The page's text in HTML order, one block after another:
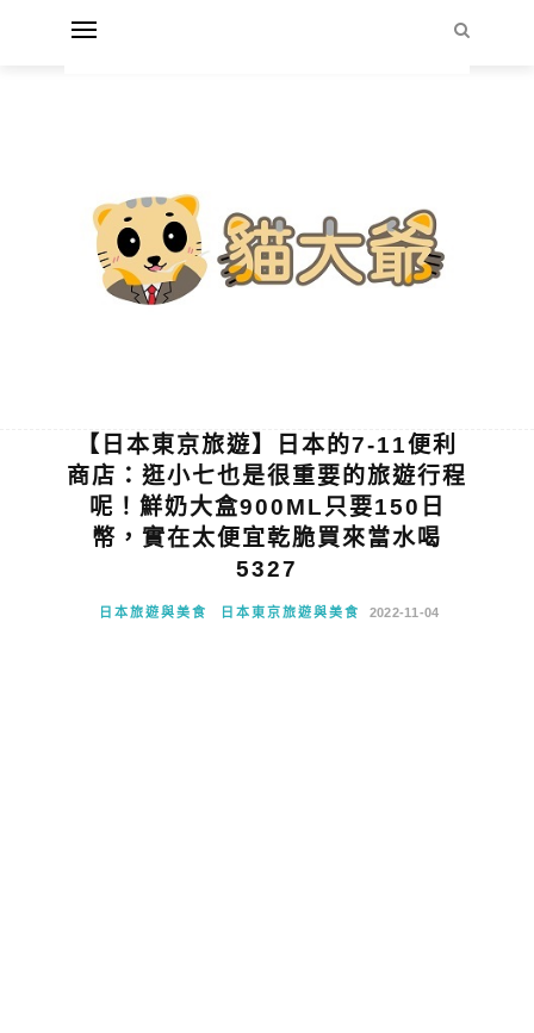
【日本東京旅遊】日本的7-11便利
商店：逛小七也是很重要的旅遊行程
呢！鮮奶大盒900ML只要150日
幣，實在太便宜乾脆買來當水喝
5327
日本旅遊與美食 日本東京旅遊與美食 2022-11-04